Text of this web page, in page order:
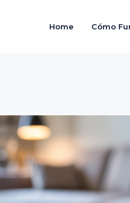
Home Cómo